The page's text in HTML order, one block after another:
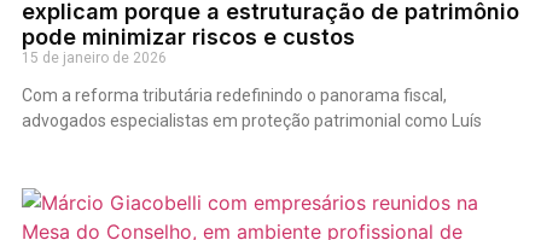
explicam porque a estruturação de patrimônio
pode minimizar riscos e custos
15 de janeiro de 2026
Com a reforma tributária redefinindo o panorama fiscal,
advogados especialistas em proteção patrimonial como Luís